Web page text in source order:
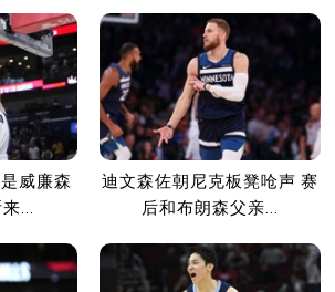
威廉森
...
迪文森佐朝尼克板凳呛声 赛
后和布朗森父亲...